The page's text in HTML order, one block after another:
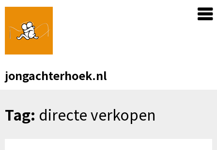
Skip
content
jongachterhoek.nl
Tag: directe verkopen